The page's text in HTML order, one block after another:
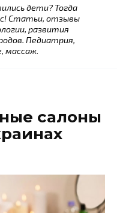
дети? Тогда
Статьи, отзывы
развития
Педиатрия,
массаж.
салоны